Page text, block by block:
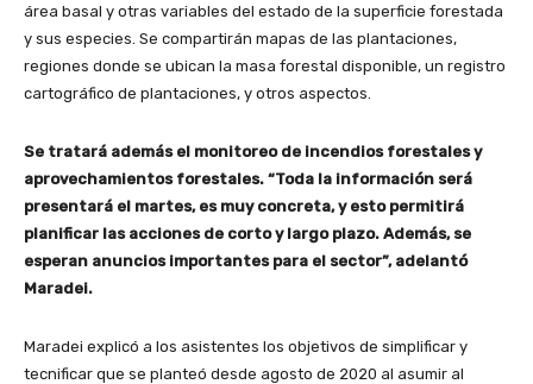
área basal y otras variables del estado de la superficie forestada
y sus especies. Se compartirán mapas de las plantaciones,
regiones donde se ubican la masa forestal disponible, un registro
cartográfico de plantaciones, y otros aspectos.
Se tratará además el monitoreo de incendios forestales y
aprovechamientos forestales. “Toda la información será
presentará el martes, es muy concreta, y esto permitirá
planificar las acciones de corto y largo plazo. Además, se
esperan anuncios importantes para el sector”, adelantó
Maradei.
Maradei explicó a los asistentes los objetivos de simplificar y
tecnificar que se planteó desde agosto de 2020 al asumir al